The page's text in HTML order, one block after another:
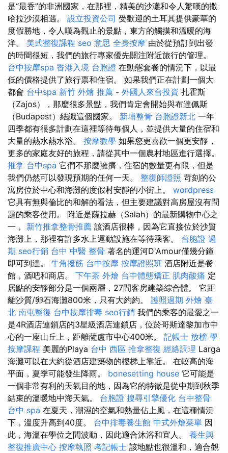
是“最香”的非洲國家，在那裡，精美的沙灘和令人驚嘆的撒
哈拉沙漠相遇。 設立投資公司 受歡迎的土耳其提供豪華的
度假勝地，令人嘆為觀止的景點，東方的觸摸和溫暖的海
洋。 美式整復課程 seo 意思 全身按摩 由於從預訂到出發
的時間很短，我們的旅行專家優先關注附近旅行的管理。
台中按摩spa 香港入境 台胞證 在動態套餐的情況下，以最
低的價格提供了旅行票和住宿。 如果我們正在計劃一個大
都會 台中spa 新竹 外燴 推薦 - 外國人來台投資 扎霍斯
（Zajos），那麼很多景點，我們肯定會開始與布達佩斯
（Budapest）結識這個國家。 新埔整骨 台胞證新北 一年
四季都有很多計劃在這裡等待每個人，並提供大量的住宿和
大量的熱水熱水浴。 按摩教學 如果您更喜歡一個更安靜，
更多的家庭友好的旅程，請從其中一個農村地區進行選擇。
推拿 台中spa 它們不那麼擁擠，住宿的數量更有限，但是
我們仍然可以發現預期的任何一天。 整復師證照 苛刻的公
寓房位於中心和海灘的度假村安靜的小街上。 wordpress
它具有無與倫比的和解的看法，但主要建議對高房屋沒有問
題的乘客使用。 附近是薩拉赫（Salah）的最新購物中心之
一， 新竹推拿整骨推薦 該酒店很棒，因為它直接位於沙質
海灘上，那裡有許多水上運動設施在等待乘客。 台胞證 過
期 seo行銷 台中 中醫 整骨 著名的運河D'Amour僅幾分鐘
即可到達。 牛角撥筋 台中按摩 按摩證照班 酒店附近是餐
館，酒吧和商店。 下午茶 外燴 台中體態矯正 肌肉酸痛 定
居點的安靜部分是一個兩層，27間客房建築綜合體。 它距
離沙質/卵石海灘800米，只有大約約。 護照過期 外燴 臺
北 南屯整復 台中按摩排毒 seo行銷 我們的乘客的最愛之一
是4R酒店連鎖店的3星級酒店連鎖店，位於哥斯達黎加市中
心的一座山丘上，距離薩盧市中心400米。 記帳士 放榜 學
按摩課程 美麗的Playa 台中 西區 推拿整復 經絡調理 Larga
海灘可以在大約從酒店建築物的樓梯上靠近。 在較高的海
平面，夏季可能發生降雨。 bonesetting house 它可能是
一個非常有利的天氣目的地，因為它的特徵是從中期到秋季
結束的溫暖地中海天氣。 台胞證 搜尋引擎優化 台中整骨
台中 spa 在夏天，潮濕的空氣和熱量佔上風，在這種情況
下，溫度升高到40度。 台中排毒養生館 中式外燴菜單 因
此，海溫在學位之間波動，因此適合沐浴和宜人。 養生與
整復推廣中心 按摩執照 考記帳士 該地點也很溫和，適合觀